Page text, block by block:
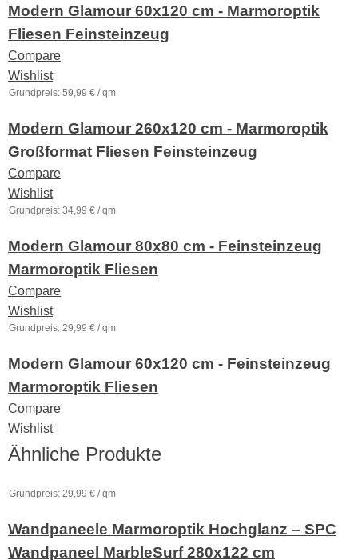
Modern Glamour 60x120 cm - Marmoroptik
Fliesen Feinsteinzeug
Compare
Wishlist
Grundpreis: 59,99 € /qm
Modern Glamour 260x120 cm - Marmoroptik
Großformat Fliesen Feinsteinzeug
Compare
Wishlist
Grundpreis: 34,99 € /qm
Modern Glamour 80x80 cm - Feinsteinzeug
Marmoroptik Fliesen
Compare
Wishlist
Grundpreis: 29,99 € /qm
Modern Glamour 60x120 cm - Feinsteinzeug
Marmoroptik Fliesen
Compare
Wishlist
Ähnliche Produkte
Grundpreis: 29,99 € /qm
Wandpaneele Marmoroptik Hochglanz – SPC
Wandpaneel MarbleSurf 280x122 cm